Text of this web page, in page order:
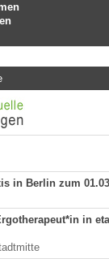
in Berlin zum
in